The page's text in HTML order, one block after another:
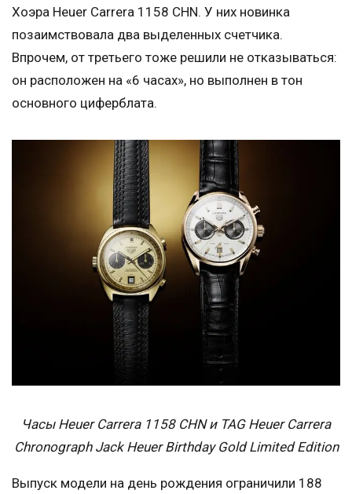
Хоэра Heuer Carrera 1158 CHN. У них новинка
позаимствовала два выделенных счетчика.
Впрочем, от третьего тоже решили не отказываться:
он расположен на «6 часах», но выполнен в тон
основного циферблата.
Часы Heuer Carrera 1158 CHN и TAG Heuer Carrera
Chronograph Jack Heuer Birthday Gold Limited Edition
Выпуск модели на день рождения ограничили 188